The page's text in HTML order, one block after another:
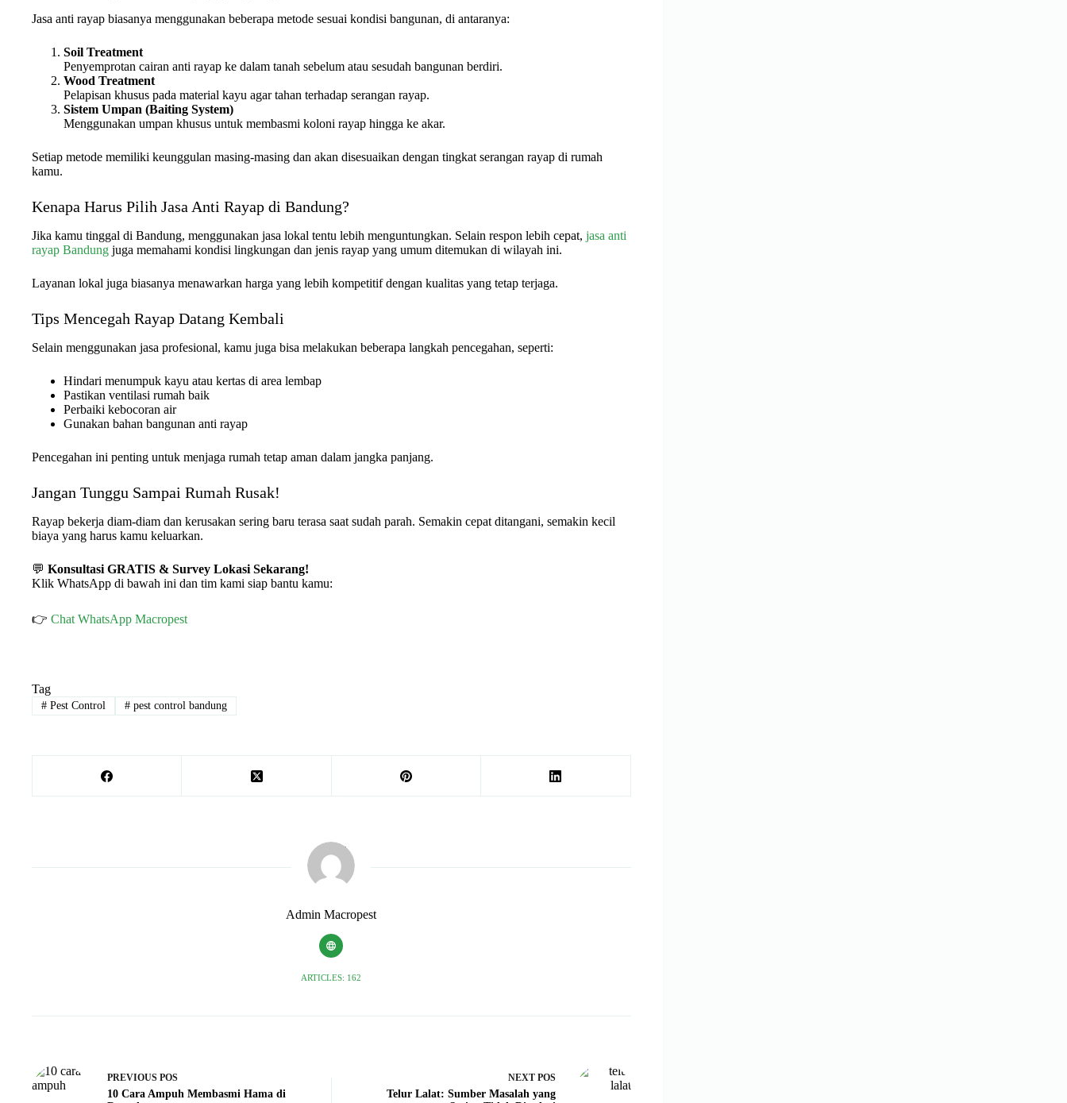
Jasa anti rayap biasanya menggunakan beberapa metode sesuai kondisi bangunan, di antaranya:
Soil Treatment
Penyemprotan cairan anti rayap ke dalam tanah sebelum atau sesudah bangunan berdiri.
Wood Treatment
Pelapisan khusus pada material kayu agar tahan terhadap serangan rayap.
Sistem Umpan (Baiting System)
Menggunakan umpan khusus untuk membasmi koloni rayap hingga ke akar.
Setiap metode memiliki keunggulan masing-masing dan akan disesuaikan dengan tingkat serangan rayap di rumah
kamu.
Kenapa Harus Pilih Jasa Anti Rayap di Bandung?
Jika kamu tinggal di Bandung, menggunakan jasa lokal tentu lebih menguntungkan. Selain respon lebih cepat, jasa anti
rayap Bandung juga memahami kondisi lingkungan dan jenis rayap yang umum ditemukan di wilayah ini.
Layanan lokal juga biasanya menawarkan harga yang lebih kompetitif dengan kualitas yang tetap terjaga.
Tips Mencegah Rayap Datang Kembali
Selain menggunakan jasa profesional, kamu juga bisa melakukan beberapa langkah pencegahan, seperti:
Hindari menumpuk kayu atau kertas di area lembap
Pastikan ventilasi rumah baik
Perbaiki kebocoran air
Gunakan bahan bangunan anti rayap
Pencegahan ini penting untuk menjaga rumah tetap aman dalam jangka panjang.
Jangan Tunggu Sampai Rumah Rusak!
Rayap bekerja diam-diam dan kerusakan sering baru terasa saat sudah parah. Semakin cepat ditangani, semakin kecil
biaya yang harus kamu keluarkan.
💬 Konsultasi GRATIS & Survey Lokasi Sekarang!
Klik WhatsApp di bawah ini dan tim kami siap bantu kamu:
👉 Chat WhatsApp Macropest
Tag
#Pest Control #pest control bandung
Admin Macropest
ARTICLES: 162
PREVIOUS POS
10 Cara Ampuh Membasmi Hama di
NEXT POS
Telur Lalat: Sumber Masalah yang